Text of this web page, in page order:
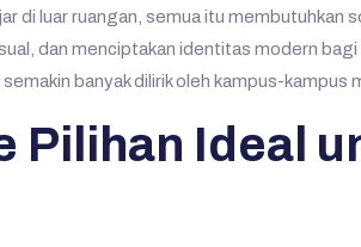
di luar ruangan, semua itu
dan menciptakan identitas modern
banyak dilirik oleh kampus-kampus
Pilihan Ideal